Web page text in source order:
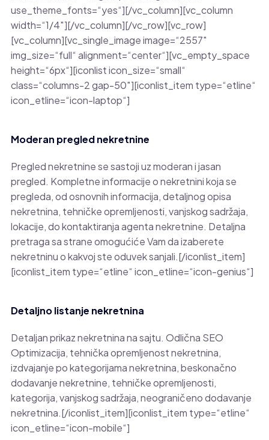
use_theme_fonts=“yes“][/vc_column][vc_column
width=“1/4″][/vc_column][/vc_row][vc_row]
[vc_column][vc_single_image image=“2557″
img_size=“full“ alignment=“center“][vc_empty_space
height=“6px“][iconlist icon_size=“small“
class=“columns-2 gap-50″][iconlist_item type=“etline“
icon_etline=“icon-laptop“]
Moderan pregled nekretnine
Pregled nekretnine se sastoji uz moderan i jasan
pregled. Kompletne informacije o nekretnini koja se
pregleda, od osnovnih informacija, detaljnog opisa
nekretnina, tehničke opremljenosti, vanjskog sadržaja,
lokacije, do kontaktiranja agenta nekretnine. Detaljna
pretraga sa strane omogućiće Vam da izaberete
nekretninu o kakvoj ste oduvek sanjali.[/iconlist_item]
[iconlist_item type=“etline“ icon_etline=“icon-genius“]
Detaljno listanje nekretnina
Detaljan prikaz nekretnina na sajtu. Odlična SEO
Optimizacija, tehnička opremljenost nekretnina,
izdvajanje po kategorijama nekretnina, beskonačno
dodavanje nekretnine, tehničke opremljenosti,
kategorija, vanjskog sadržaja, neograničeno dodavanje
nekretnina.[/iconlist_item][iconlist_item type=“etline“
icon_etline=“icon-mobile“]